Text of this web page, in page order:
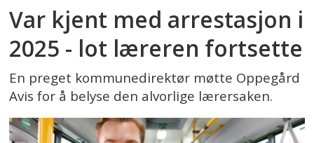
Var kjent med arrestasjon i
2025 - lot læreren fortsette
En preget kommunedirektør møtte Oppegård
Avis for å belyse den alvorlige lærersaken.